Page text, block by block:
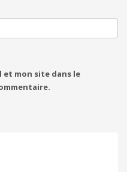
et mon site dans le